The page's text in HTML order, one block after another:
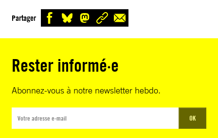
Partager
Rester informé·e
Abonnez-vous à notre newsletter hebdo.
OK